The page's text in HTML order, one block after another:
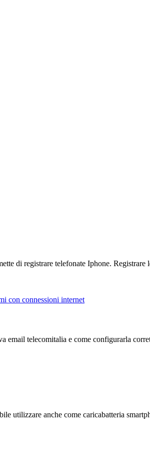
di registrare telefonate Iphone.
con connessioni internet
email telecomitalia e come configurarla
utilizzare anche come caricabatteria